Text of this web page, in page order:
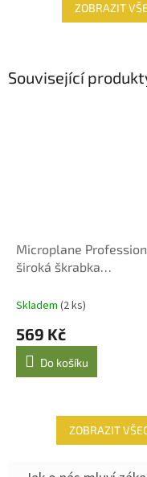
ZOBRAZIT
Související
Microplane
široká škrabka
Skladem (2 ks)
569 Kč
Do košíku
ZOBRAZIT